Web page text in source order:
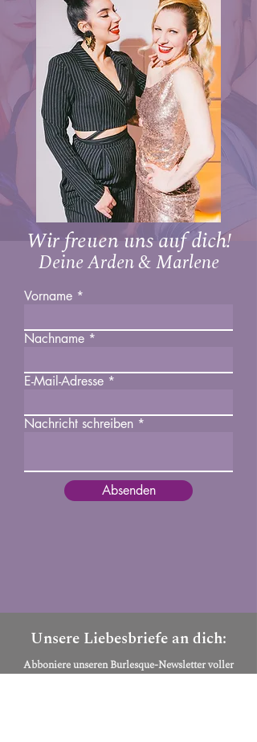
Wir freuen uns auf dich!
Deine Arden & Marlene
Vorname
Nachname
E-Mail-Adresse
Nachricht schreiben
Absenden
Unsere Liebesbriefe an dich:
Abboniere unseren Burlesque-Newsletter voller